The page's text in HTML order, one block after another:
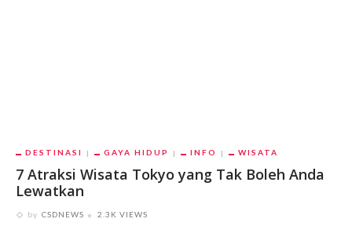
DESTINASI GAYA HIDUP INFO WISATA
7 Atraksi Wisata Tokyo yang Tak Boleh Anda
Lewatkan
by CSDNEWS 2.3K VIEWS